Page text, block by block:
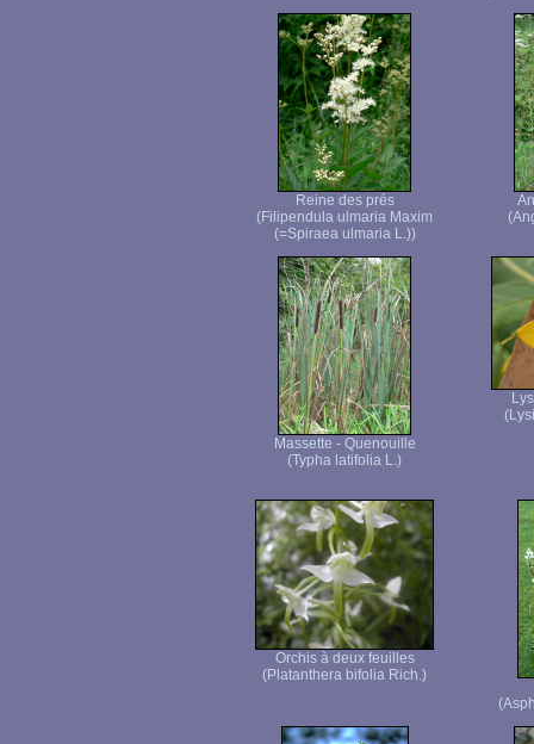
Reine des prés
(Filipendula ulmaria Maxim
(=Spiraea ulmaria L.))
Massette - Quenouille
(Typha latifolia L.)
Orchis à deux feuilles
(Platanthera bifolia Rich.)